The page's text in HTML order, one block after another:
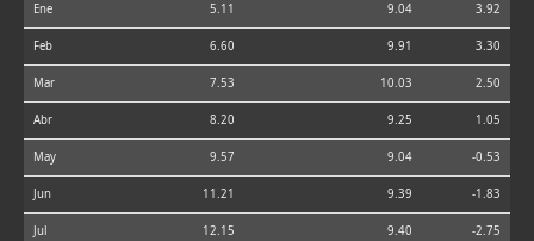
Ene 5.11 9.04 3.92
Feb 6.60 9.91 3.30
Mar 7.53 10.03 2.50
Abr 8.20 9.25 1.05
May 9.57 9.04 -0.53
Jun 11.21 9.39 -1.83
Jul 12.15 9.40 -2.75